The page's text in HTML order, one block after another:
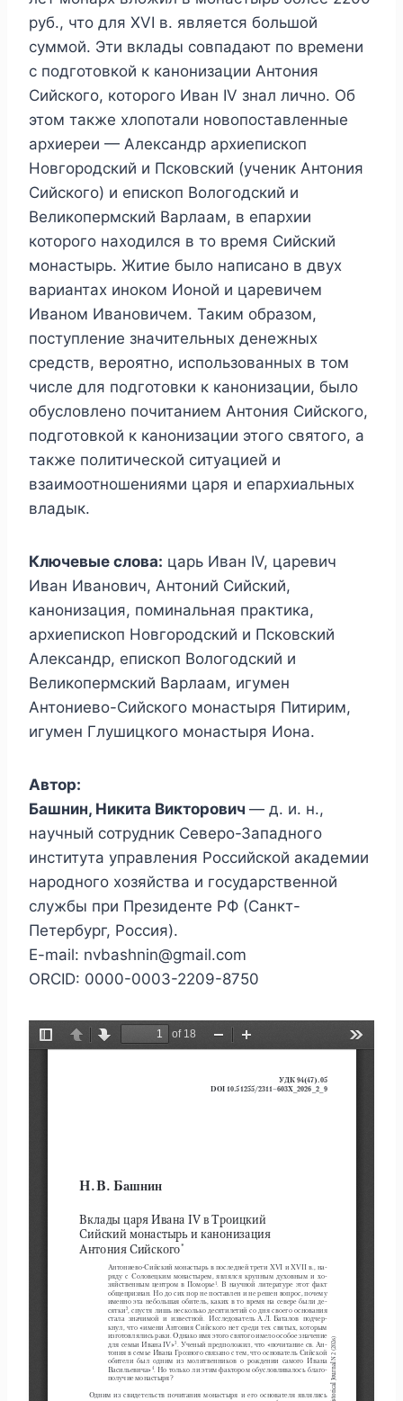
руб., что для XVI в. является большой
суммой. Эти вклады совпадают по времени
с подготовкой к канонизации Антония
Сийского, которого Иван IV знал лично. Об
этом также хлопотали новопоставленные
архиереи — Александр архиепископ
Новгородский и Псковский (ученик Антония
Сийского) и епископ Вологодский и
Великопермский Варлаам, в епархии
которого находился в то время Сийский
монастырь. Житие было написано в двух
вариантах иноком Ионой и царевичем
Иваном Ивановичем. Таким образом,
поступление значительных денежных
средств, вероятно, использованных в том
числе для подготовки к канонизации, было
обусловлено почитанием Антония Сийского,
подготовкой к канонизации этого святого, а
также политической ситуацией и
взаимоотношениями царя и епархиальных
владык.
Ключевые слова: царь Иван IV, царевич
Иван Иванович, Антоний Сийский,
канонизация, поминальная практика,
архиепископ Новгородский и Псковский
Александр, епископ Вологодский и
Великопермский Варлаам, игумен
Антониево-Сийского монастыря Питирим,
игумен Глушицкого монастыря Иона.
Автор:
Башнин, Никита Викторович — д. и. н.,
научный сотрудник Северо-Западного
института управления Российской академии
народного хозяйства и государственной
службы при Президенте РФ (Санкт-
Петербург, Россия).
E-mail: nvbashnin@gmail.com
ORCID: 0000-0003-2209-8750